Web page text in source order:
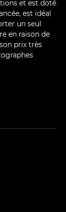
et est doté
est idéal
un seul
en raison de
prix très